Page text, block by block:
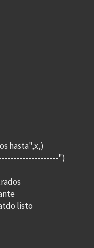
hasta",x,)
")
listo